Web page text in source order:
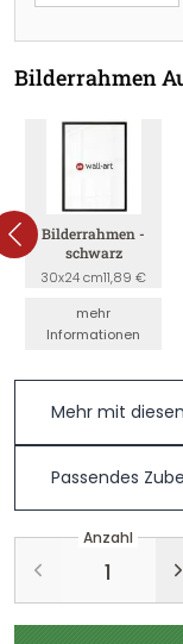
Bilderrahmen
Bilderrahmen -
schwarz
30x24 cm11,89 €
mehr
Informationen
Mehr mit
Passendes
Anzahl